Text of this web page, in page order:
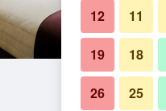
11
12
18
19
25
26